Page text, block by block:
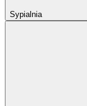
Sypialnia